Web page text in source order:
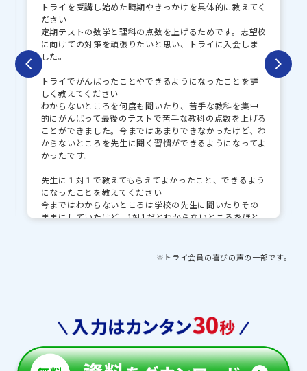
トライを受講し始めた時期やきっかけを具体的に教えてく
ださい
定期テストの数学と理科の点数を上げるためです。志望校
に向けての対策を頑張りたいと思い、トライに入会しま
した。
トライでがんばったことやできるようになったことを詳
しく教えてください
わからないところを何度も聞いたり、苦手な教科を集中
的にがんばって最後のテストで苦手な教科の点数を上げる
ことができました。今まではあまりできなかったけど、わ
からないところを先生に聞く習慣ができるようになってよ
かったです。
先生に１対１で教えてもらえてよかったこと、できるよう
になったことを教えてください
今まではわからないところは学校の先生に聞いたりその
ままにしていたけど、1対1だとわからないところをほと
先生・教育プランナーとの思い出や印象的な出来事を教
トライで授業以外にがんばったことを教えてください
朝から一日中勉強することができました。
※トライ会員の喜びの声の一部です。